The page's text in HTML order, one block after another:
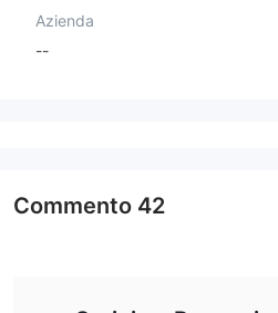
Azienda
--
Commento 42